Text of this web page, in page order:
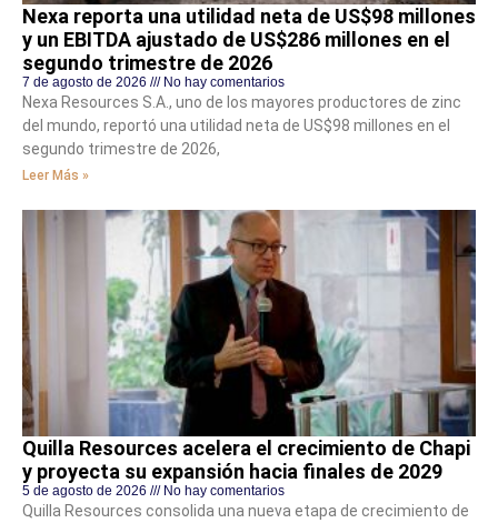
Nexa reporta una utilidad neta de US$98 millones
y un EBITDA ajustado de US$286 millones en el
segundo trimestre de 2026
7 de agosto de 2026 No hay comentarios
Nexa Resources S.A., uno de los mayores productores de zinc
del mundo, reportó una utilidad neta de US$98 millones en el
segundo trimestre de 2026,
Leer Más »
Quilla Resources acelera el crecimiento de Chapi
y proyecta su expansión hacia finales de 2029
5 de agosto de 2026 No hay comentarios
Quilla Resources consolida una nueva etapa de crecimiento de